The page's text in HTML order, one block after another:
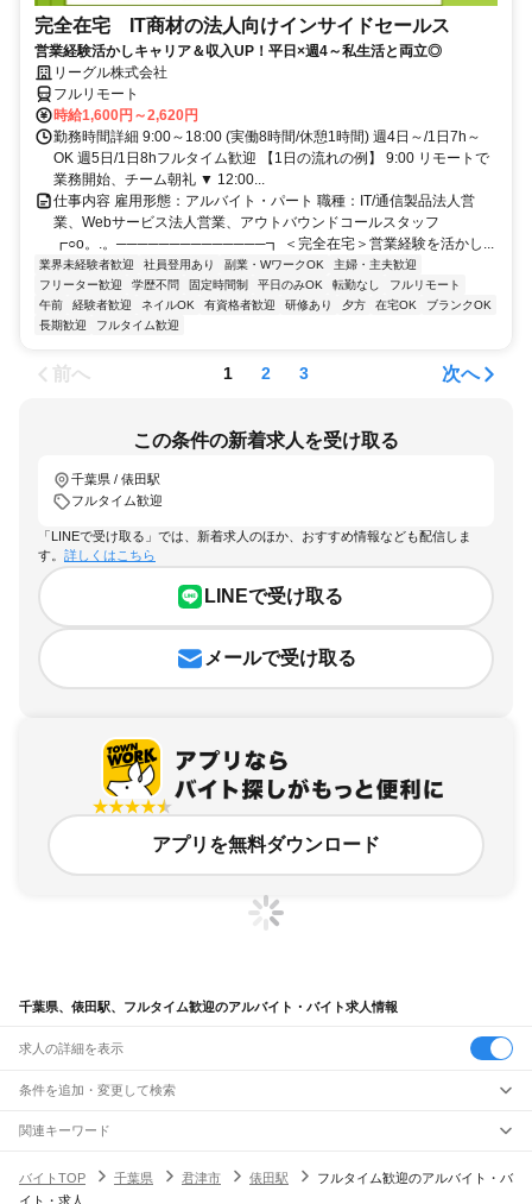
完全在宅 IT商材の法人向けインサイドセールス
営業経験活かしキャリア＆収入UP！平日×週4～私生活と両立◎
リーグル株式会社
フルリモート
時給1,600円～2,620円
勤務時間詳細 9:00～18:00 (実働8時間/休憩1時間) 週4日～/1日7h～
OK 週5日/1日8hフルタイム歓迎 【1日の流れの例】 9:00 リモートで
業務開始、チーム朝礼 ▼ 12:00...
仕事内容 雇用形態：アルバイト・パート 職種：IT/通信製品法人営
業、Webサービス法人営業、アウトバウンドコールスタッフ
┏○o。.。──────────────┓ ＜完全在宅＞営業経験を活かし...
業界未経験者歓迎 社員登用あり 副業・WワークOK
主婦・主夫歓迎
フリーター歓迎
学歴不問 固定時間制 平日のみOK 転勤なし
フルリモート
午前
経験者歓迎 ネイルOK 有資格者歓迎 研修あり 夕方 在宅OK
ブランクOK
長期歓迎
フルタイム歓迎
前へ 1 2 3 次へ
この条件の新着求人を受け取る
千葉県 / 俵田駅
フルタイム歓迎
「LINEで受け取る」では、新着求人のほか、おすすめ情報なども配信しま
す。 詳しくはこちら
LINEで受け取る
メールで受け取る
アプリを無料ダウンロード
千葉県、俵田駅、フルタイム歓迎のアルバイト・バイト求人情報
求人の詳細を表示
条件を追加・変更して検索
市区町村を追加・変更
千葉県すべて
千葉市
駅を追加・変更
関連キーワード
バイトTOP
千葉県 君津市 俵田駅
フルタイム歓迎のアルバイト・バ
イト・求人